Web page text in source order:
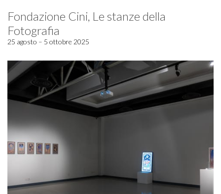
Fondazione Cini, Le stanze della
Fotografia
25 agosto – 5 ottobre 2025